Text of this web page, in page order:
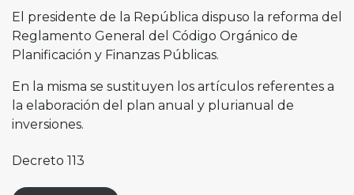
El presidente de la República dispuso la reforma del
Reglamento General del Código Orgánico de
Planificación y Finanzas Públicas.
En la misma se sustituyen los artículos referentes a
la elaboración del plan anual y plurianual de
inversiones.
Decreto 113